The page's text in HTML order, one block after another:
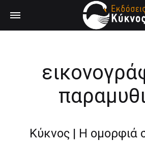
Κύκνος | Η ομορφιά